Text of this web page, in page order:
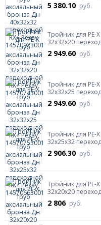
5 380.10 руб.
Тройник для PE-
32х32х20
2 949.60 руб.
Тройник для PE-
32х32х25
2 949.60 руб.
Тройник для PE-
32х25х32
2 906.30 руб.
Тройник для PE-
32х20х20
2 806 руб.